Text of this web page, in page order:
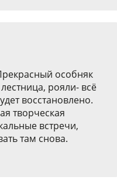
особняк
рояли- всё
восстановлено.
творческая
встречи,
там снова.